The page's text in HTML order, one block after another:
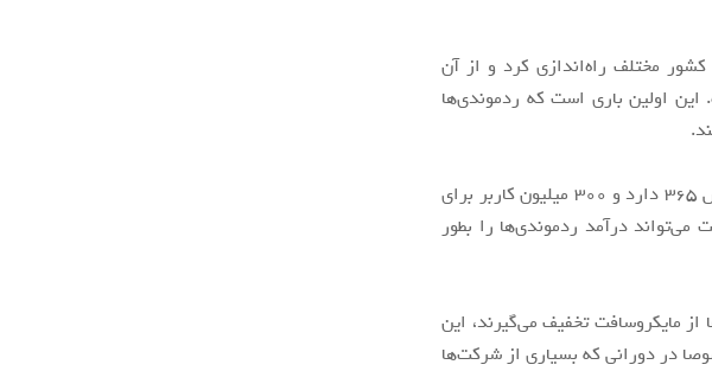
مایکروسافت سرویس آفیس ۳۶۵ را در سال ۲۰۱۱ برای ۴۰ کشور مختلف راه‌اندازی کرد و از آن
این اولین باری است که ردموندی‌ها
مایکروسافت درآمد بالایی به لطف سرویس‌های ابری مانند آفیس ۳۶۵ دارد و ۳۰۰ میلیون کاربر برای
می‌تواند درآمد ردموندی‌ها را بطور
مایکروسافت تخفیف می‌گیرند، این
در دورانی که بسیاری از شرکت‌ها